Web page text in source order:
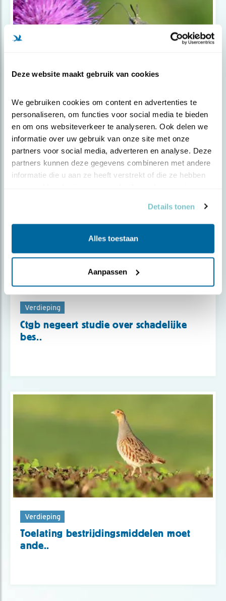
Deze website maakt gebruik van cookies
We gebruiken cookies om content en advertenties te
personaliseren, om functies voor social media te bieden
en om ons websiteverkeer te analyseren. Ook delen we
informatie over uw gebruik van onze site met onze
partners voor social media, adverteren en analyse. Deze
partners kunnen deze gegevens combineren met andere
informatie die u aan ze heeft verstrekt of die ze hebben
Details tonen
Alles toestaan
Aanpassen
Nieuws
Code rood voor natuur
Verdieping
Ctgb negeert studie over schadelijke
bes..
Verdieping
Toelating bestrijdingsmiddelen moet
ande..